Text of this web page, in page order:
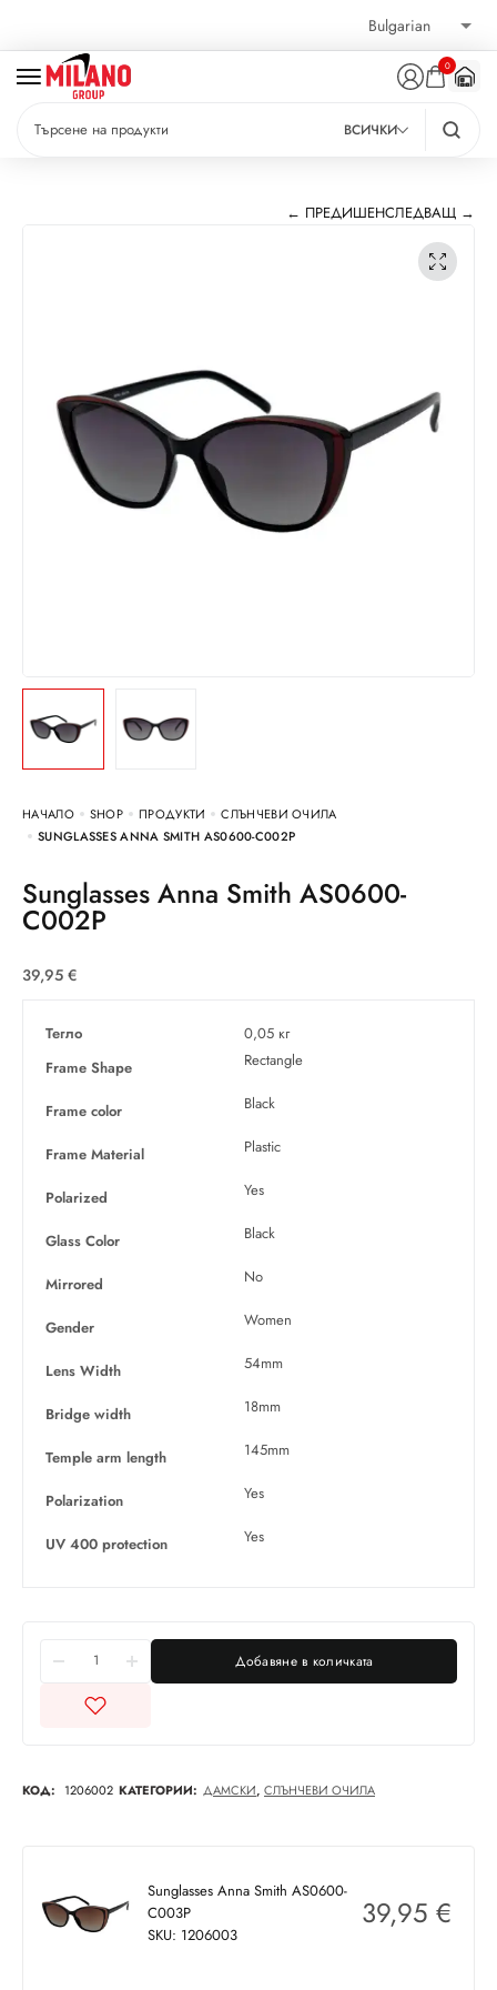
0
ВСИЧКИ
← ПРЕДИШЕНСЛЕДВАЩ →
НАЧАЛО SHOP ПРОДУКТИ
СЛЪНЧЕВИ ОЧИЛА
SUNGLASSES ANNA SMITH AS0600-C002P
Sunglasses Anna Smith AS0600-
C002P
39,95 €
Тегло
0,05 кг
Frame Shape
Rectangle
Frame color Black
Frame Material Plastic
Polarized Yes
Glass Color Black
Mirrored No
Gender Women
Lens Width 54mm
Bridge width 18mm
Temple arm length 145mm
Polarization Yes
UV 400 protection Yes
Добавяне в количката
КОД: 1206002 КАТЕГОРИИ: ДАМСКИ, СЛЪНЧЕВИ ОЧИЛА
Sunglasses Anna Smith AS0600-
C003P
SKU: 1206003
39,95 €